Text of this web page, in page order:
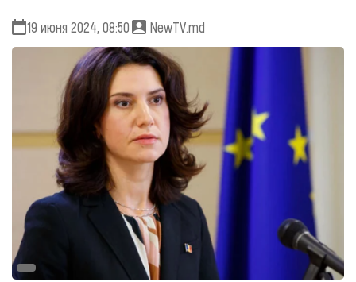
19 июня 2024, 08:50 NewTV.md